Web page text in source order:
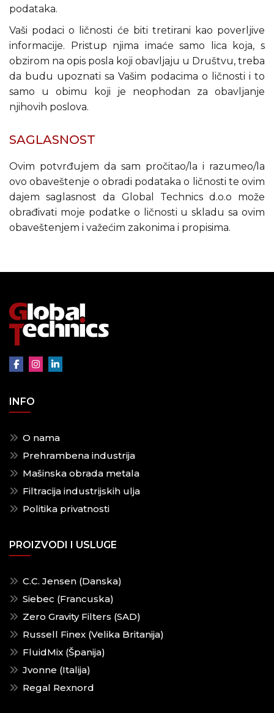
podataka.
Vaši podaci o ličnosti će biti tretirani kao poverljive
informacije. Pristup njima imaće samo lica koja, s
obzirom na opis posla koji obavljaju u Društvu, treba
da budu upoznati sa Vašim podacima o ličnosti i to
samo u obimu koji je neophodan za obavljanje
njihovih poslova.
SAGLASNOST
Ovim potvrđujem da sam pročitao/la i razumeo/la
ovo obaveštenje o obradi podataka o ličnosti te ovim
dajem saglasnost da Global Technics d.o.o može
obrađivati moje podatke o ličnosti u skladu sa ovim
obaveštenjem i važećim zakonima i propisima.
INFO
O nama
Prehrambena industrija
Mašinska obrada metala
Filtracija industrijskih ulja
Politika privatnosti
PROIZVODI I USLUGE
C.C. Jensen (Danska)
Siebec (Francuska)
Zero Gravity Filters (SAD)
Russell Finex (Velika Britanija)
FluidMix (Španija)
Jvonne (Italija)
Regal Rexnord